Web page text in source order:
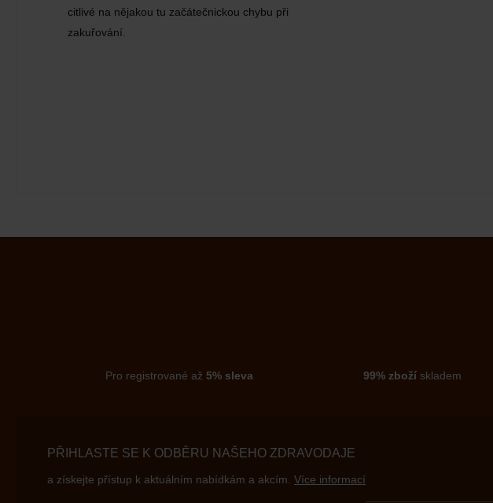
citlivé na nějakou tu začátečnickou chybu při
zakuřování.
Pro registrované až 5% sleva 99% zbožískladem
PŘIHLASTE SE K ODBĚRU NAŠEHO ZDRAVODAJE
a získejte přístup k aktuálním nabídkám a akcím. Více informací